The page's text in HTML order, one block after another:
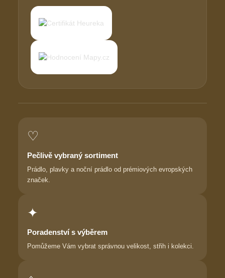
♡
Pečlivě vybraný sortiment
Prádlo, plavky a noční prádlo od prémiových evropských
značek.
✦
Poradenství s výběrem
Pomůžeme Vám vybrat správnou velikost, střih i kolekci.